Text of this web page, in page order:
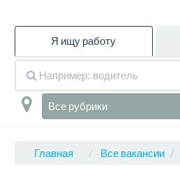
Я ищу работу
Все рубрики
Главная Все вакансии